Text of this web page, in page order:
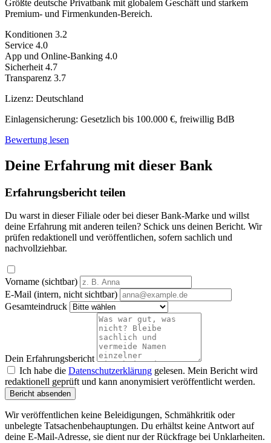
Größte deutsche Privatbank mit globalem Geschäft und starkem
Premium- und Firmenkunden-Bereich.
Konditionen 3.2
Service 4.0
App und Online-Banking 4.0
Sicherheit 4.7
Transparenz 3.7
Lizenz: Deutschland
Einlagensicherung: Gesetzlich bis 100.000 €, freiwillig BdB
Bewertung lesen
Deine Erfahrung mit dieser Bank
Erfahrungsbericht teilen
Du warst in dieser Filiale oder bei dieser Bank-Marke und willst
deine Erfahrung mit anderen teilen? Schick uns deinen Bericht. Wir
prüfen redaktionell und veröffentlichen, sofern sachlich und
nachvollziehbar.
Vorname (sichtbar)
E-Mail (intern, nicht sichtbar)
Gesamteindruck
Dein Erfahrungsbericht
Ich habe die Datenschutzerklärung gelesen. Mein Bericht wird
redaktionell geprüft und kann anonymisiert veröffentlicht werden.
Bericht absenden
Wir veröffentlichen keine Beleidigungen, Schmähkritik oder
unbelegte Tatsachenbehauptungen. Du erhältst keine Antwort auf
deine E-Mail-Adresse, sie dient nur der Rückfrage bei Unklarheiten.